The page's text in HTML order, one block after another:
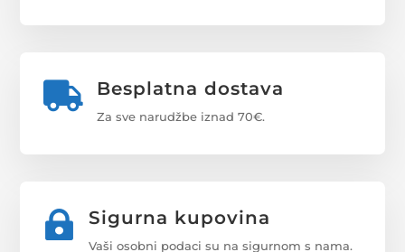
 Besplatna dostava
Za sve narudžbe iznad 70€.
 Sigurna kupovina
Vaši osobni podaci su na sigurnom s nama.